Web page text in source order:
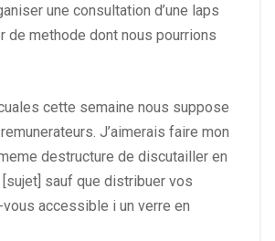
une consultation d’une laps
de methode dont nous pourrions
cette semaine nous suppose
J’aimerais faire mon
destructure de discutailler en
sauf que distribuer vos
accessible i un verre en